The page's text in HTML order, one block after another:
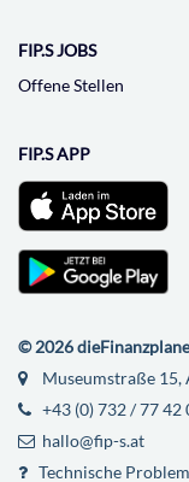
FIP.S JOBS
Offene Stellen
FIP.S APP
© 2026
Museumstraße 15,
+43 (0) 732 / 77 42
hallo@fip-s.at
Technische